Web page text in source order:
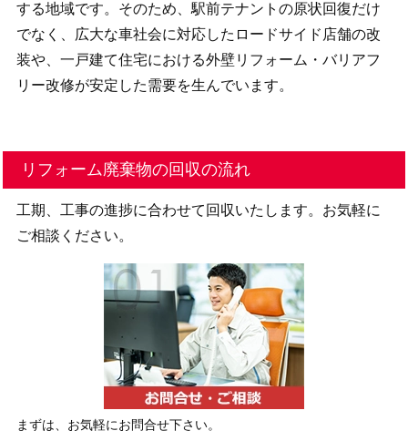
する地域です。そのため、駅前テナントの原状回復だけ
でなく、広大な車社会に対応したロードサイド店舗の改
装や、一戸建て住宅における外壁リフォーム・バリアフ
リー改修が安定した需要を生んでいます。
リフォーム廃棄物の回収の流れ
工期、工事の進捗に合わせて回収いたします。お気軽に
ご相談ください。
まずは、お気軽にお問合せ下さい。